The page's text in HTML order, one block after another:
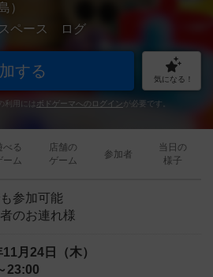
）
ペース ログ
する 気になる！
利用には ボドゲーマへのログイン が必要です。
べる
ーム
店舗の
ゲーム
参加者
当日の
様子
も参加可能
者のお連れ様
月24日（木）
23:00